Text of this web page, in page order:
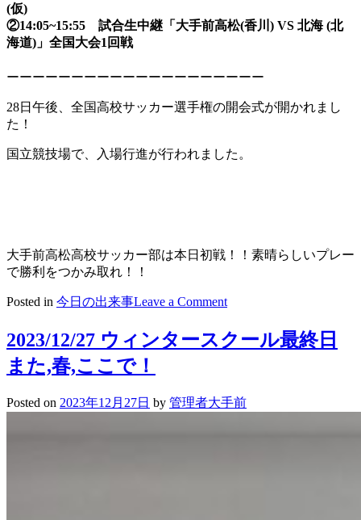
う！
(仮)
②14:05~15:55 試合生中継「大手前高松(香川) VS 北海 (北
海道)」全国大会1回戦
ーーーーーーーーーーーーーーーーーーーー
28日午後、全国高校サッカー選手権の開会式が開かれまし
た！
国立競技場で、入場行進が行われました。
大手前高松高校サッカー部は本日初戦！！素晴らしいプレー
で勝利をつかみ取れ！！
Posted in 今日の出来事Leave a Commenton
全
国
サ
ッ
2023/12/27 ウィンタースクール最終日
また,春,ここで！
Posted on 2023年12月27日 by 管理者大手前